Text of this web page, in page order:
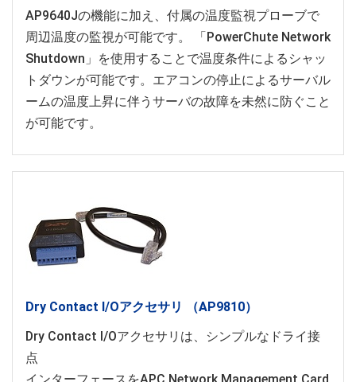
AP9640Jの機能に加え、付属の温度監視プローブで
周辺温度の監視が可能です。 「PowerChute Network
Shutdown」を使用することで温度条件によるシャッ
トダウンが可能です。エアコンの停止によるサーバル
ームの温度上昇に伴うサーバの故障を未然に防ぐこと
が可能です。
Dry Contact I/Oアクセサリ （AP9810）
Dry Contact I/Oアクセサリは、シンプルなドライ接
点